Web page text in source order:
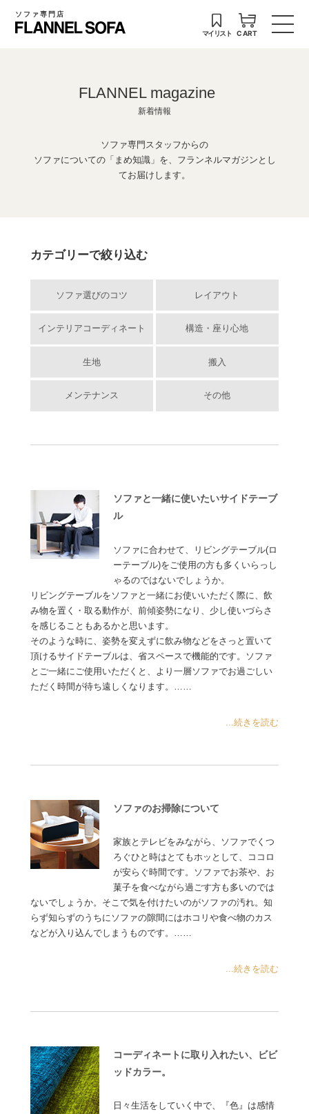
ソファ専門店
マイリスト CART
FLANNEL magazine
新着情報
ソファ専門スタッフからの
ソファについての「まめ知識」を、フランネルマガジンとし
てお届けします。
カテゴリーで絞り込む
ソファ選びのコツ レイアウト
インテリアコーディネート 構造・座り心地
生地 搬入
メンテナンス その他
ソファと一緒に使いたいサイドテーブ
ル
ソファに合わせて、リビングテーブル(ロ
ーテーブル)をご使用の方も多くいらっし
ゃるのではないでしょうか。
リビングテーブルをソファと一緒にお使いいただく際に、飲
み物を置く・取る動作が、前傾姿勢になり、少し使いづらさ
を感じることもあるかと思います。
そのような時に、姿勢を変えずに飲み物などをさっと置いて
頂けるサイドテーブルは、省スペースで機能的です。ソファ
とご一緒にご使用いただくと、より一層ソファでお過ごしい
ただく時間が待ち遠しくなります。……
...続きを読む
ソファのお掃除について
家族とテレビをみながら、ソファでくつ
ろぐひと時はとてもホッとして、ココロ
が安らぐ時間です。ソファでお茶や、お
菓子を食べながら過ごす方も多いのでは
ないでしょうか。そこで気を付けたいのがソファの汚れ。知
らず知らずのうちにソファの隙間にはホコリや食べ物のカス
などが入り込んでしまうものです。……
...続きを読む
コーディネートに取り入れたい、ビビ
ッドカラー。
日々生活をしていく中で、『色』は感情